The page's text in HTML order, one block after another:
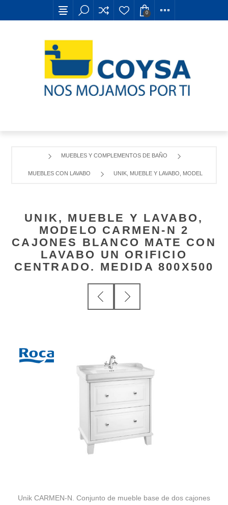
0
MUEBLES Y COMPLEMENTOS DE BAÑO
MUEBLES CON LAVABO UNIK, MUEBLE Y LAVABO, MODELO
UNIK, MUEBLE Y LAVABO,
MODELO CARMEN-N 2
CAJONES BLANCO MATE CON
LAVABO UN ORIFICIO
CENTRADO. MEDIDA 800X500
Unik CARMEN-N. Conjunto de mueble base de dos cajones